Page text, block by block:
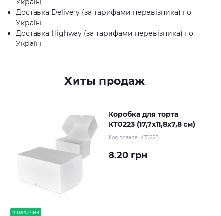
Доставка Delivery (за тарифами перевізника) по
Україні
Доставка Highway (за тарифами перевізника) по
Україні
Хиты продаж
в наличии
Коробка для торта
КТ0223 (17,7х11,8х7,8 см)
Код товара: КТ0223
8.20 грн